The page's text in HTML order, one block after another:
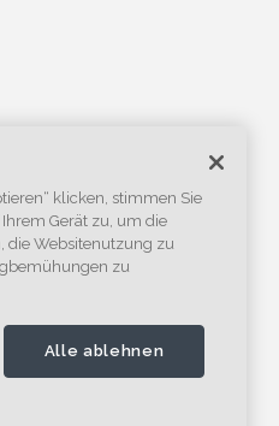
klicken, stimmen Sie
Gerät zu, um die
die Websitenutzung zu
zu
Alle ablehnen